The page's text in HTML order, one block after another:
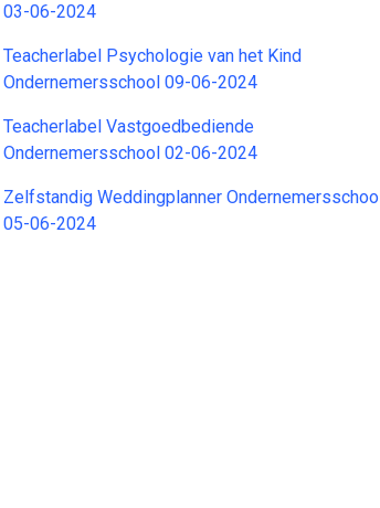
03-06-2024
Teacherlabel Psychologie van het Kind
Ondernemersschool 09-06-2024
Teacherlabel Vastgoedbediende
Ondernemersschool 02-06-2024
Zelfstandig Weddingplanner Ondernemersschool
05-06-2024